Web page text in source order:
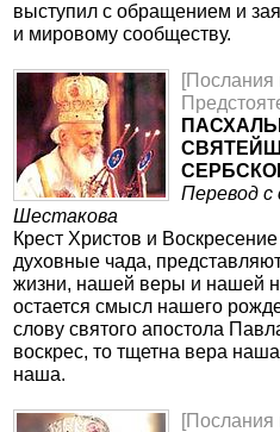
выступил с обращением и
и мировому сообществу.
[Послания
Перевод с
Шестакова
Крест Христов и
духовные чада,
жизни, нашей веры и нашей
остается смысл нашего
слову святого апостола
воскрес, то тщетна вера
наша.
[Послания